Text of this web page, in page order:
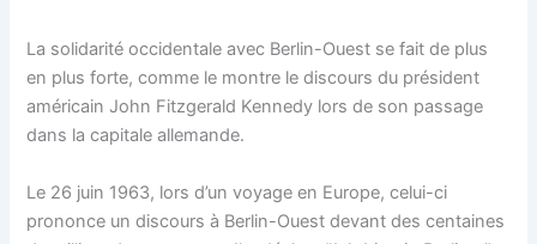
La solidarité occidentale avec Berlin-Ouest se fait de plus
en plus forte, comme le montre le discours du président
américain John Fitzgerald Kennedy lors de son passage
dans la capitale allemande.
Le 26 juin 1963, lors d’un voyage en Europe, celui-ci
prononce un discours à Berlin-Ouest devant des centaines